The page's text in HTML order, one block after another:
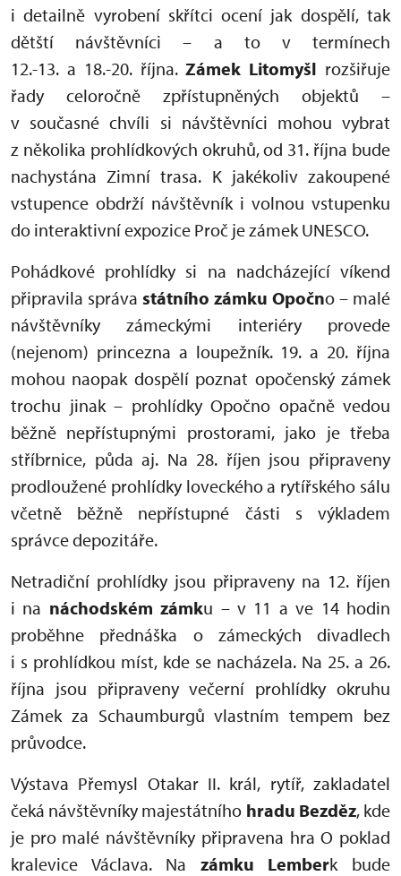
i detailně vyrobení skřítci ocení jak dospělí, tak
dětští návštěvníci – a to v termínech
12.-13. a 18.-20. října.Zámek Litomyšl rozšiřuje
řady celoročně zpřístupněných objektů –
v současné chvíli si návštěvníci mohou vybrat
z několika prohlídkových okruhů, od 31. října bude
nachystána Zimní trasa. K jakékoliv zakoupené
vstupence obdrží návštěvník i volnou vstupenku
do interaktivní expozice Proč je zámek UNESCO.
Pohádkové prohlídky si na nadcházející víkend
připravila správa státního zámku Opočno – malé
návštěvníky zámeckými interiéry provede
(nejenom) princezna a loupežník. 19. a 20. října
mohou naopak dospělí poznat opočenský zámek
trochu jinak – prohlídky Opočno opačně vedou
běžně nepřístupnými prostorami, jako je třeba
stříbrnice, půda aj. Na 28. říjen jsou připraveny
prodloužené prohlídky loveckého a rytířského sálu
včetně běžně nepřístupné části s výkladem
správce depozitáře.
Netradiční prohlídky jsou připraveny na 12. říjen
i na náchodském zámku – v 11 a ve 14 hodin
proběhne přednáška o zámeckých divadlech
i s prohlídkou míst, kde se nacházela. Na 25. a 26.
října jsou připraveny večerní prohlídky okruhu
Zámek za Schaumburgů vlastním tempem bez
průvodce.
Výstava Přemysl Otakar II. král, rytíř, zakladatel
čeká návštěvníky majestátního hradu Bezděz, kde
je pro malé návštěvníky připravena hra O poklad
kralevice Václava. Na zámku Lemberk bude